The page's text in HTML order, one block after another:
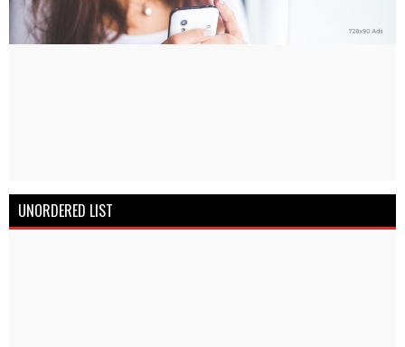
UNORDERED LIST